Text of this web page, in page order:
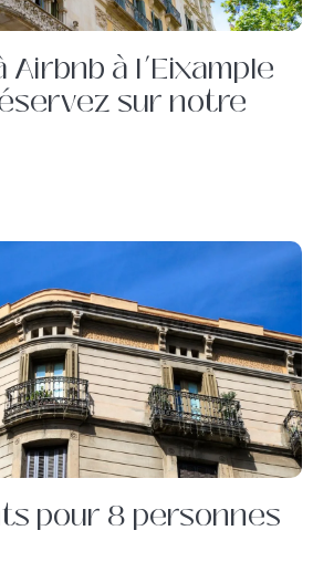
à l’Eixample
sur notre
pour 8 personnes